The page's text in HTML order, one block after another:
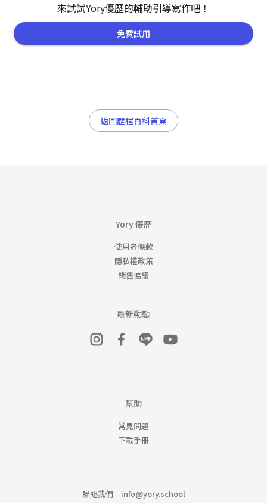
來試試Yory優歷的輔助引導寫作吧！
免費試用
返回歷程百科首頁
Yory 優歷
使用者條款
隱私權政策
銷售協議
最新動態
幫助
常見問題
下載手冊
聯絡我們｜ info@yory.school